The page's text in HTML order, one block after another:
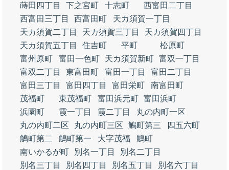
蒔田四丁目
下之宮町 十志町
西富田二丁目
西富田三丁目
西富田町
天カ須賀一丁目
天カ須賀二丁目
天カ須賀三丁目
天カ須賀四丁目
天カ須賀五丁目
住吉町 平町
松原町
富州原町
富田一色町 天カ須賀新町 富双一丁目
富双二丁目
東富田町 富田一丁目
富田二丁目
富田三丁目
富田四丁目 富田栄町
南富田町
茂福町
東茂福町 富田浜元町 富田浜町
浜園町
霞一丁目 霞二丁目
丸の内町一区
丸の内町二区
丸の内町三区 鵤町第三
四五六町
鵤町第二
鵤町第一 大字茂福
鵤町
南いかるが町
別名一丁目
別名二丁目
別名三丁目
別名四丁目 別名五丁目
別名六丁目